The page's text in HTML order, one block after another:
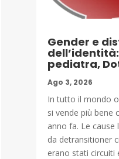
Gender e
pediatra,
Ago 3, 2026
In tutto il mondo
si vende più bene
anno fa. Le cause
da detransitioner
erano stati circuiti